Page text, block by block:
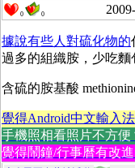
0 0
據說有些人對硫化物的
過多的組織胺，少吃麵
含硫的胺基酸
覺得Android中文輸入
手機照相看照片不方便
覺得鬧鐘/行事曆有改